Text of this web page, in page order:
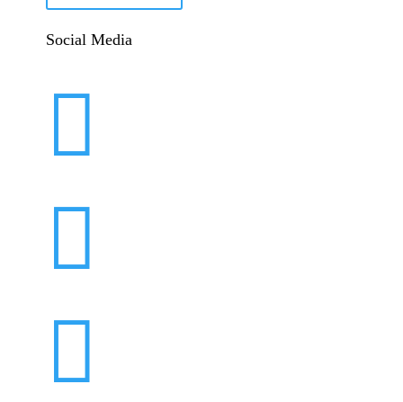
Social Media


